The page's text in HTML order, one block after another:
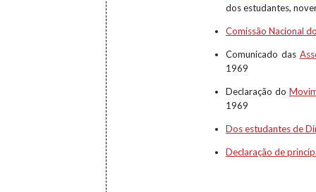
dos estudantes,
Comissão Nacional
Comunicado das
1969
Declaração do
1969
Dos estudantes de
Declaração de